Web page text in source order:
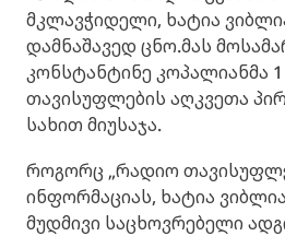
მკლავჭიდელი, ხატია
დამნაშავედ ცნო.მას
კონსტანტინე კოპალიანმა
თავისუფლების აღკვეთა
სახით მიუსაჯა.
როგორც „რადიო
ინფორმაციას, ხატია
მუდმივი საცხოვრებელი